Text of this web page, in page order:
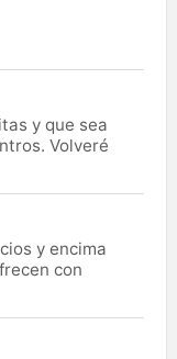
y que sea
Volveré
y encima
con